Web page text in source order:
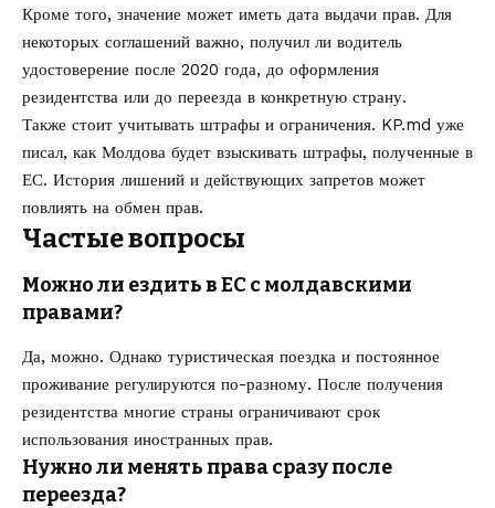
Кроме того, значение может иметь дата выдачи прав. Для
некоторых соглашений важно, получил ли водитель
удостоверение после 2020 года, до оформления
резидентства или до переезда в конкретную страну.
Также стоит учитывать штрафы и ограничения. KP.md уже
писал, как Молдова будет взыскивать штрафы, полученные в
ЕС. История лишений и действующих запретов может
повлиять на обмен прав.
Частые вопросы
Можно ли ездить в ЕС с молдавскими
правами?
Да, можно. Однако туристическая поездка и постоянное
проживание регулируются по-разному. После получения
резидентства многие страны ограничивают срок
использования иностранных прав.
Нужно ли менять права сразу после
переезда?